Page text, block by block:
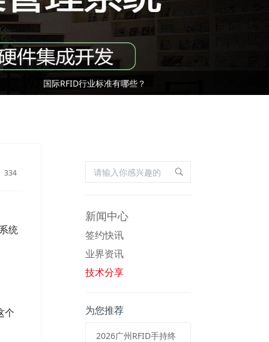
基于RFID叉车仓储物流管理应用及优势
国际RFID行业标准有哪些？
基于RFID叉车仓储物流管理应用及优势
334
统
个
新闻中心
签约快讯
业界资讯
技术分享
为您推荐
2026⼴州RFID⼿持终